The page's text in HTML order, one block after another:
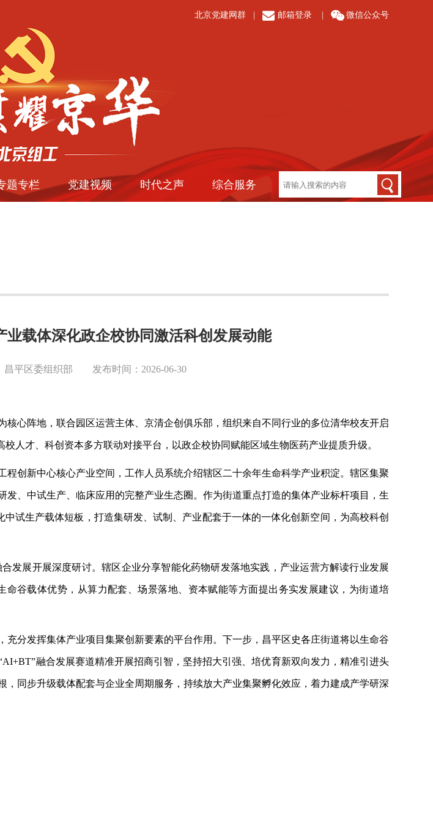
北京党建网群 邮箱登录 微信公众号
题专栏 党建视频 时代之声 综合服务
载体深化政企校协同激活科创发展动能
平区委组织部 发布时间：2026-06-30
心阵地，联合园区运营主体、京清企创俱乐部，组织来自不同行业的多位清华校友开启
人才、科创资本多方联动对接平台，以政企校协同赋能区域生物医药产业提质升级。
创新中心核心产业空间，工作人员系统介绍辖区二十余年生命科学产业积淀。辖区集聚
、中试生产、临床应用的完整产业生态圈。作为街道重点打造的集体产业标杆项目，生
试生产载体短板，打造集研发、试制、产业配套于一体的一体化创新空间，为高校科创
发展开展深度研讨。辖区企业分享智能化药物研发落地实践，产业运营方解读行业发展
谷载体优势，从算力配套、场景落地、资本赋能等方面提出务实发展建议，为街道培
分发挥集体产业项目集聚创新要素的平台作用。下一步，昌平区史各庄街道将以生命谷
融合发展赛道精准开展招商引智，坚持招大引强、培优育新双向发力，精准引进头
同步升级载体配套与企业全周期服务，持续放大产业集聚孵化效应，着力建成产学研深